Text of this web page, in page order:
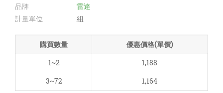
品牌
雷達
計量單位
組
購買數量
優惠價格(單價)
1~2
1,188
3~72
1,164